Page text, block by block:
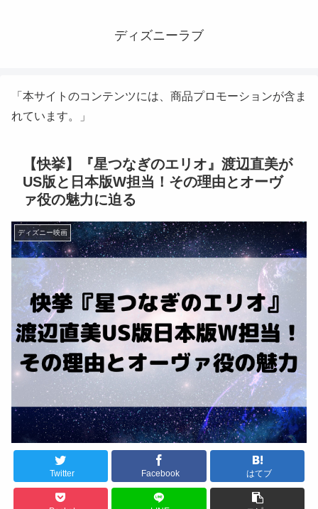
ディズニーラブ
「本サイトのコンテンツには、商品プロモーションが含ま
れています。」
【快挙】『星つなぎのエリオ』渡辺直美が
US版と日本版W担当！その理由とオーヴ
ァ役の魅力に迫る
ディズニー映画
Twitter Facebook はてブ